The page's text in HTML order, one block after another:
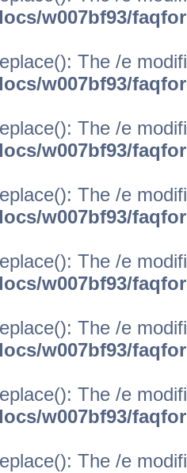
w007bf93/
The /e
w007bf93/
The /e
w007bf93/
The /e
w007bf93/
The /e
w007bf93/
The /e
w007bf93/
The /e
w007bf93/
The /e